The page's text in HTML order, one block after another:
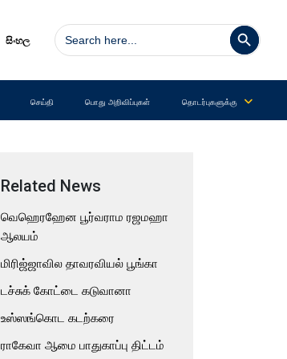
සිංහල
Search
for:
Search Button
செய்தி பொது அறிவிப்புகள் தொடர்புகளுக்கு
Related News
வெஹெரஹேன பூர்வராம ரஜமஹா
ஆலயம்
மிரிஜ்ஜாவில தாவரவியல் பூங்கா
டச்சுக் கோட்டை கடுவானா
உஸ்ஸங்கொட கடற்கரை
ராகேவா ஆமை பாதுகாப்பு திட்டம்